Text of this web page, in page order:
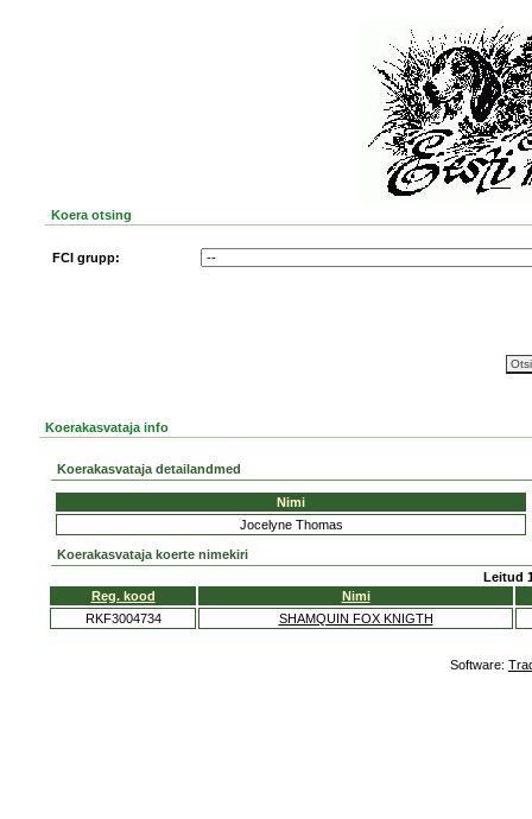
Koera otsing
FCI grupp:
Koerakasvataja info
Koerakasvataja detailandmed
Nimi
Jocelyne Thomas
Koerakasvataja koerte nimekiri
Leitud
Reg. kood
Nimi
RKF3004734
SHAMQUIN FOX KNIGTH
Software: